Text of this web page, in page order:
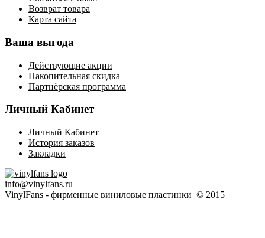
Возврат товара
Карта сайта
Ваша выгода
Действующие акции
Накопительная скидка
Партнёрская программа
Личный Кабинет
Личный Кабинет
История заказов
Закладки
info@vinylfans.ru
VinylFans - фирменные виниловые пластинки © 2015